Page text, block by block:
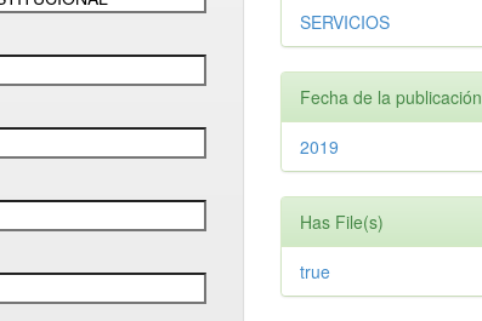
SERVICIOS
Fecha de la publicación
2019
Has File(s)
true